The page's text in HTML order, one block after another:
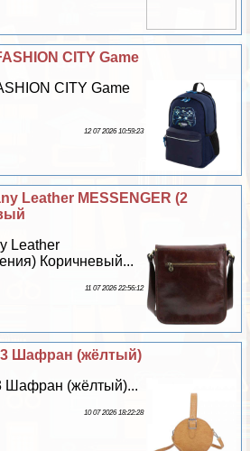
CITY Game
CITY Game
12 07 2026 10:59:23
Leather MESSENGER (2
Leather
Коричневый...
11 07 2026 22:56:12
Шафран (жёлтый)
Шафран (жёлтый)...
10 07 2026 18:22:28